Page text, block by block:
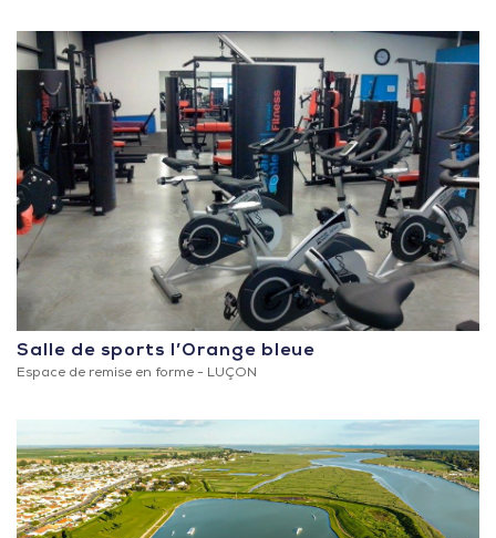
Salle de sports l’Orange bleue
Espace de remise en forme - LUÇON